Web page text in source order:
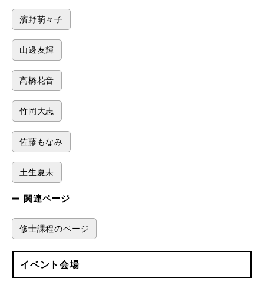
濱野萌々子
山邊友輝
髙橋花音
竹岡大志
佐藤もなみ
土生夏未
関連ページ
修士課程のページ
イベント会場